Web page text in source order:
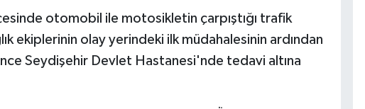
otomobil ile motosikletin çarpıştığı trafik
ekiplerinin olay yerindeki ilk müdahalesinin ardından
Seydişehir Devlet Hastanesi'nde tedavi altına